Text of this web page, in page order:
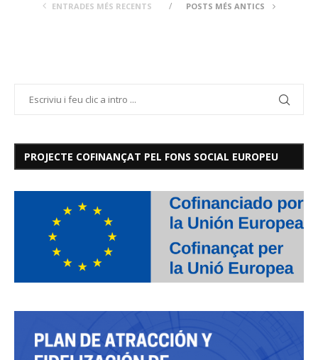
ENTRADES MÉS RECENTS POSTS MÉS ANTICS
PROJECTE COFINANÇAT PEL FONS SOCIAL EUROPEU